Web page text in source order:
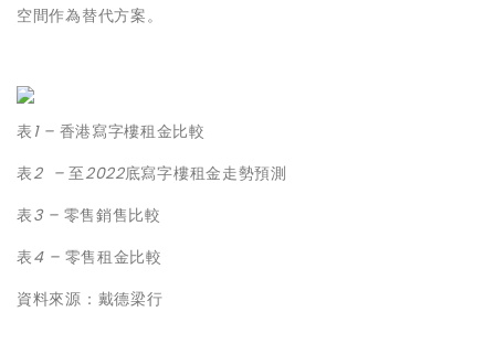
空間作為替代方案。
表 1 – 香港寫字樓租金比較
表2 –至2022底寫字樓租金走勢預測
表3 – 零售銷售比較
表4 – 零售租金比較
資料來源：戴德梁行